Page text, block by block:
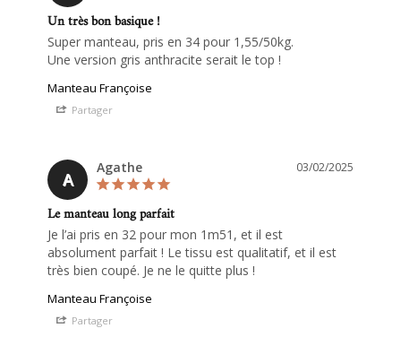
Un très bon basique !
Super manteau, pris en 34 pour 1,55/50kg.
Une version gris anthracite serait le top !
Manteau Françoise
Partager
A
03/02/2025
Agathe
Le manteau long parfait
Je l’ai pris en 32 pour mon 1m51, et il est
absolument parfait ! Le tissu est qualitatif, et il est
très bien coupé. Je ne le quitte plus !
Manteau Françoise
Partager